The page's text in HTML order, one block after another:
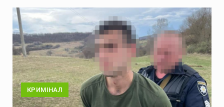
КРИМІНАЛ